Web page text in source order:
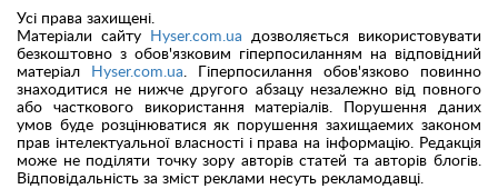
Усі права захищені.
Матеріали сайту
Hyser.com.ua дозволяється використовувати
безкоштовно з обов'язковим гіперпосиланням на відповідний
матеріал
Hyser.com.ua. Гіперпосилання обов'язково повинно
знаходитися не нижче другого абзацу незалежно від повного
або часткового використання матеріалів. Порушення даних
умов буде розцінюватися як порушення захищаемих законом
прав інтелектуальної власності і права на інформацію. Редакція
може не поділяти точку зору авторів статей та авторів блогів.
Відповідальність за зміст реклами несуть рекламодавці.